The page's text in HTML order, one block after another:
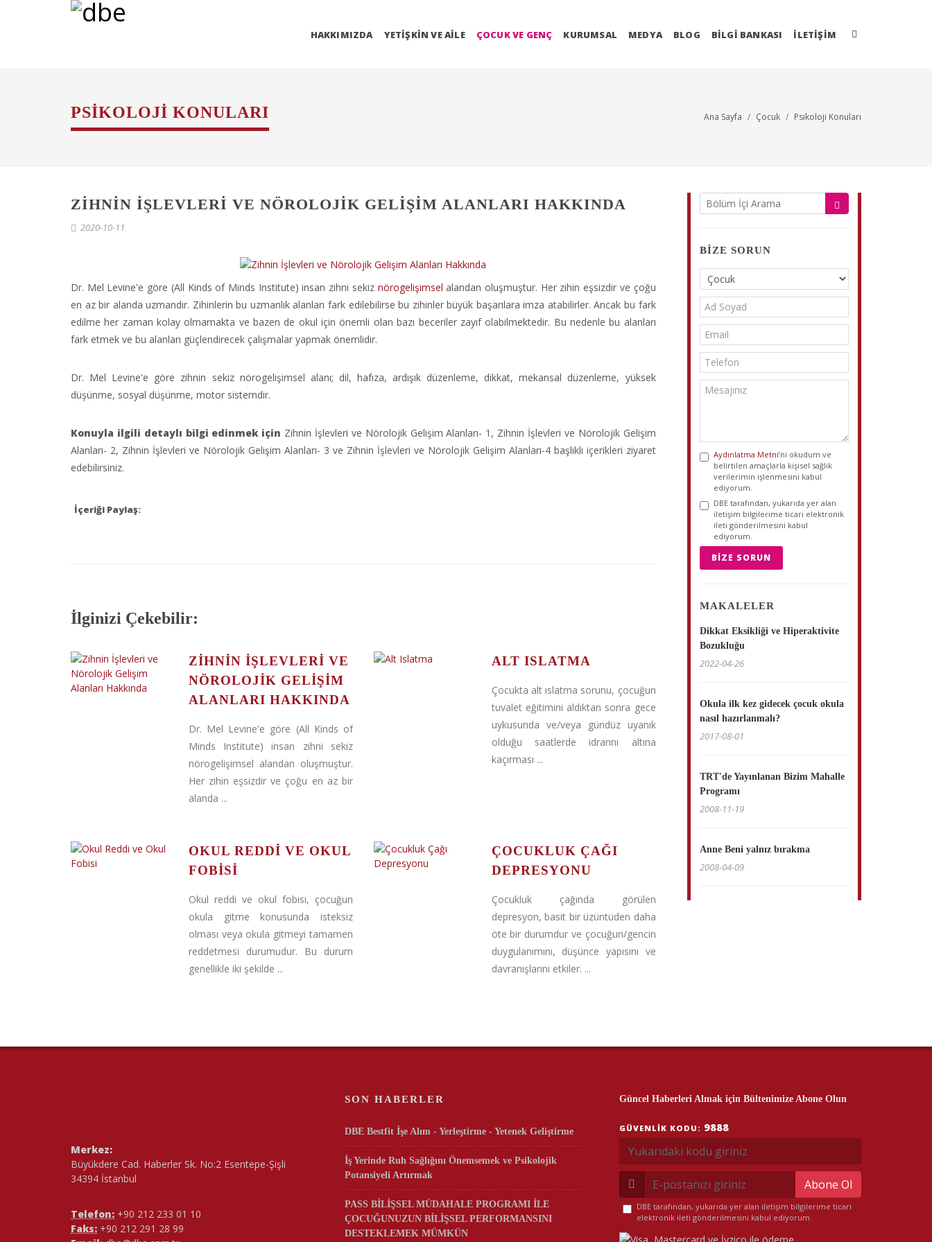
HAKKIMIZDA YETIŞKIN VE AILE ÇOCUK VE GENÇ KURUMSAL MEDYA BLOG BİLGİ BANKASI İLETIŞIM
PSIKOLOJI KONULARI Ana Sayfa Çocuk Psikoloji Konuları
ZIHNIN İŞLEVLERI VE NÖROLOJIK GELIŞIM ALANLARI HAKKINDA
2020-10-11
Dr. Mel Levine'e göre (All Kinds of Minds Institute) insan zihni sekiz nörogelişimsel alandan oluşmuştur. Her zihin eşsizdir ve çoğu
en az bir alanda uzmandır. Zihinlerin bu uzmanlık alanları fark edilebilirse bu zihinler büyük başarılara imza atabilirler. Ancak bu fark
edilme her zaman kolay olmamakta ve bazen de okul için önemli olan bazı beceriler zayıf olabilmektedir. Bu nedenle bu alanları
fark etmek ve bu alanları güçlendirecek çalışmalar yapmak önemlidir.
Dr. Mel Levine'e göre zihnin sekiz nörogelişimsel alanı; dil, hafıza, ardışık düzenleme, dikkat, mekansal düzenleme, yüksek
düşünme, sosyal düşünme, motor sistemdir.
Konuyla ilgili detaylı bilgi edinmek için Zihnin İşlevleri ve Nörolojik Gelişim Alanları- 1, Zihnin İşlevleri ve Nörolojik Gelişim
Alanları- 2, Zihnin İşlevleri ve Nörolojik Gelişim Alanları- 3 ve Zihnin İşlevleri ve Nörolojik Gelişim Alanları-4 başlıklı içerikleri ziyaret
edebilirsiniz.
İçeriği Paylaş:
İlginizi Çekebilir:
ZIHNIN İŞLEVLERI VE
NÖROLOJIK GELIŞIM
ALANLARI HAKKINDA
Dr. Mel Levine'e göre (All Kinds of
Minds Institute) insan zihni sekiz
nörogelişimsel alandan oluşmuştur.
Her zihin eşsizdir ve çoğu en az bir
alanda ...
ALT ISLATMA
Çocukta alt ıslatma sorunu, çocuğun
tuvalet eğitimini aldıktan sonra gece
uykusunda ve/veya gündüz uyanık
olduğu saatlerde idrarını altına
kaçırması ...
OKUL REDDI VE OKUL
FOBISI
Okul reddi ve okul fobisi, çocuğun
okula gitme konusunda isteksiz
olması veya okula gitmeyi tamamen
reddetmesi durumudur. Bu durum
genellikle iki şekilde ...
ÇOCUKLUK ÇAĞI
DEPRESYONU
Çocukluk çağında görülen
depresyon, basit bir üzüntüden daha
öte bir durumdur ve çocuğun/gencin
duygulanımını, düşünce yapısını ve
davranışlarını etkiler. ...
BIZE SORUN
Aydınlatma Metni’ni okudum ve
belirtilen amaçlarla kişisel sağlık
verilerimin işlenmesini kabul
ediyorum.
DBE tarafından, yukarıda yer alan
iletişim bilgilerime ticari elektronik
ileti gönderilmesini kabul
ediyorum.
BIZE SORUN
MAKALELER
Dikkat Eksikliği ve Hiperaktivite
Bozukluğu
2022-04-26
Okula ilk kez gidecek çocuk okula
nasıl hazırlanmalı?
2017-08-01
TRT'de Yayınlanan Bizim Mahalle
Programı
2008-11-19
Anne Beni yalnız bırakma
2008-04-09
Merkez:
Büyükdere Cad. Haberler Sk. No:2 Esentepe-Şişli
34394 İstanbul
Telefon: +90 212 233 01 10
Faks: +90 212 291 28 99
SON HABERLER
DBE Bestfit İşe Alım - Yerleştirme - Yetenek Geliştirme
İş Yerinde Ruh Sağlığını Önemsemek ve Psikolojik
Potansiyeli Artırmak
PASS BİLİŞSEL MÜDAHALE PROGRAMI İLE
ÇOCUĞUNUZUN BİLİŞSEL PERFORMANSINI
DESTEKLEMEK MÜMKÜN
Güncel Haberleri Almak için Bültenimize Abone Olun
GÜVENLIK KODU: 9888
Abone Ol
DBE tarafından, yukarıda yer alan iletişim bilgilerime ticari
elektronik ileti gönderilmesini kabul ediyorum.